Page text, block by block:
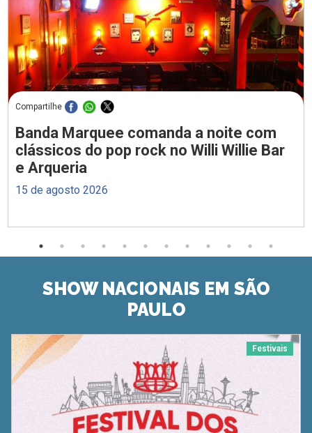
Compartilhe
Banda Marquee comanda a noite com
clássicos do pop rock no Willi Willie Bar
e Arqueria
15 de agosto 2026
SHOW NACIONAIS EM SÃO
PAULO
Festivais